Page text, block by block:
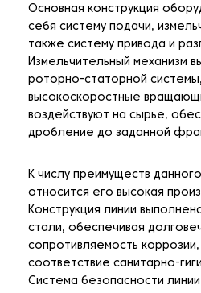
Основная конструкция
себя систему подачи,
также систему привода и
Измельчительный механизм
роторно-статорной
высокоскоростные
воздействуют на сырье,
дробление до заданной
К числу преимуществ
относится его высокая
Конструкция линии
стали, обеспечивая
сопротивляемость
соответствие санитарно-
Система безопасности